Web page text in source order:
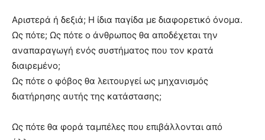
Αριστερά ή δεξιά; Η ίδια παγίδα με διαφορετικό όνομα.
Ως πότε; Ως πότε ο άνθρωπος θα αποδέχεται την
αναπαραγωγή ενός συστήματος που τον κρατά
διαιρεμένο;
Ως πότε ο φόβος θα λειτουργεί ως μηχανισμός
διατήρησης αυτής της κατάστασης;
Ως πότε θα φορά ταμπέλες που επιβάλλονται από